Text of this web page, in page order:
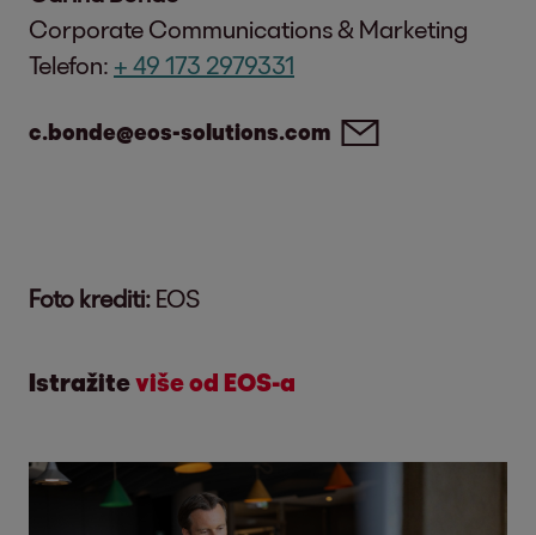
Corporate Communications & Marketing
Telefon: + 49 173 2979331
c.bonde@eos-solutions.com
Foto krediti: EOS
Istražiteviše od EOS-a